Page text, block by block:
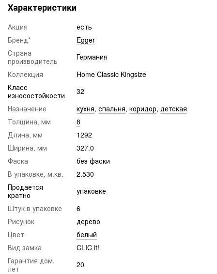
Характеристики
Акция
есть
Бренд*
Egger
Страна
производитель
Германия
Коллекция
Home Classic Kingsize
Класс
износостойкости
32
Назначение
кухня, спальня, коридор, детская
Толщина, мм
8
Длина, мм
1292
Ширина, мм
327.0
Фаска
без фаски
В упаковке, м.кв.
2.530
Продается
кратно
упаковке
Штук в упаковке
6
Рисунок
дерево
Цвет
белый
Вид замка
CLIC it!
Гарантия дом,
лет
20